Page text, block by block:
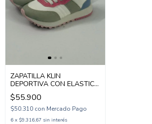
ZAPATILLA KLIN
DEPORTIVA CON ELASTICO
24-28 (KL216131)
$55.900
$50.310 con Mercado Pago
6 x $9.316,67 sin interés